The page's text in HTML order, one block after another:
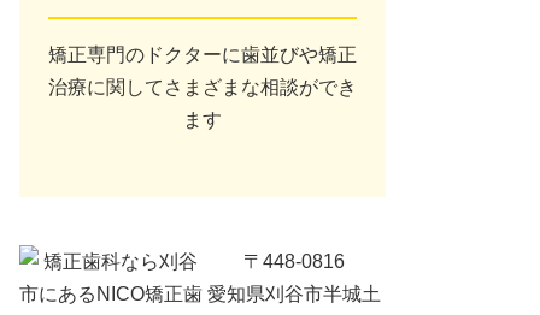
矯正専門のドクターに歯並びや矯正
治療に関してさまざまな相談ができ
ます
〒448-0816
愛知県刈谷市半城土